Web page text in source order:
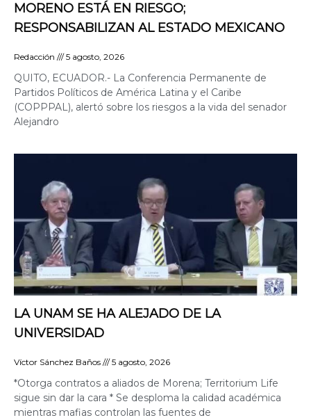
MORENO ESTÁ EN RIESGO;
RESPONSABILIZAN AL ESTADO MEXICANO
Redacción 5 agosto, 2026
QUITO, ECUADOR.- La Conferencia Permanente de
Partidos Políticos de América Latina y el Caribe
(COPPPAL), alertó sobre los riesgos a la vida del senador
Alejandro
LA UNAM SE HA ALEJADO DE LA
UNIVERSIDAD
Víctor Sánchez Baños 5 agosto, 2026
*Otorga contratos a aliados de Morena; Territorium Life
sigue sin dar la cara * Se desploma la calidad académica
mientras mafias controlan las fuentes de